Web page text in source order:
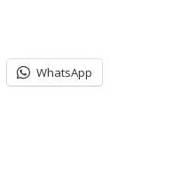
WhatsApp